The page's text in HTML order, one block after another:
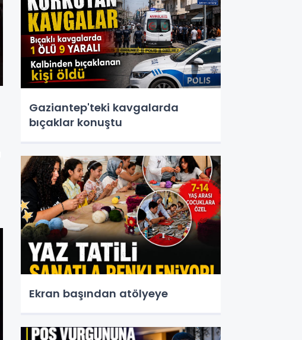
Gaziantep'teki kavgalarda
bıçaklar konuştu
Ekran başından atölyeye